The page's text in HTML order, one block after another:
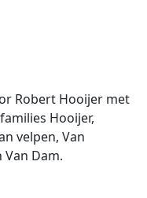
Robert Hooijer met
Hooijer,
velpen, Van
Van Dam.